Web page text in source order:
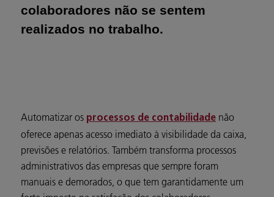
colaboradores não se sentem
realizados no trabalho.
Automatizar os processos de contabilidade não
oferece apenas acesso imediato à visibilidade da caixa,
previsões e relatórios. Também transforma processos
administrativos das empresas que sempre foram
manuais e demorados, o que tem garantidamente um